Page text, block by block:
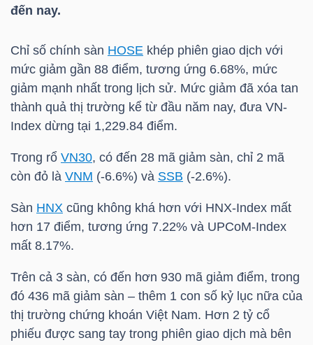
đến nay.
Chỉ số chính sàn HOSE khép phiên giao dịch với
mức giảm gần 88 điểm, tương ứng 6.68%, mức
giảm mạnh nhất trong lịch sử. Mức giảm đã xóa tan
thành quả thị trường kể từ đầu năm nay, đưa VN-
Index dừng tại 1,229.84 điểm.
Trong rổ VN30, có đến 28 mã giảm sàn, chỉ 2 mã
còn đỏ là VNM (-6.6%) và SSB (-2.6%).
Sàn HNX cũng không khá hơn với HNX-Index mất
hơn 17 điểm, tương ứng 7.22% và UPCoM-Index
mất 8.17%.
Trên cả 3 sàn, có đến hơn 930 mã giảm điểm, trong
đó 436 mã giảm sàn – thêm 1 con số kỷ lục nữa của
thị trường chứng khoán Việt Nam. Hơn 2 tỷ cổ
phiếu được sang tay trong phiên giao dịch mà bên
NGHIỆP
ĐỘNG
SẢN
CHÍNH
HÀNG
HÓA